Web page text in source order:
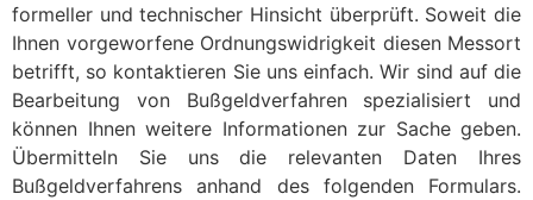
formeller und technischer Hinsicht überprüft. Soweit die
Ihnen vorgeworfene Ordnungswidrigkeit diesen Messort
betrifft, so kontaktieren Sie uns einfach. Wir sind auf die
Bearbeitung von Bußgeldverfahren spezialisiert und
können Ihnen weitere Informationen zur Sache geben.
Übermitteln Sie uns die relevanten Daten Ihres
Bußgeldverfahrens anhand des folgenden Formulars.